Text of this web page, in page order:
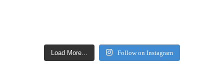
Load More... Follow on Instagram